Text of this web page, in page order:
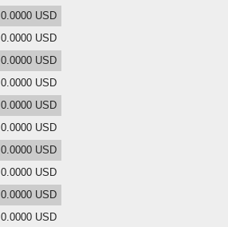
0.0000 USD
0.0000 USD
0.0000 USD
0.0000 USD
0.0000 USD
0.0000 USD
0.0000 USD
0.0000 USD
0.0000 USD
0.0000 USD